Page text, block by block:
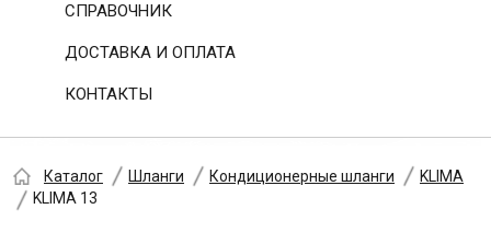
СПРАВОЧНИК
ДОСТАВКА И ОПЛАТА
КОНТАКТЫ
Каталог Шланги Кондиционерные шланги
KLIMA
KLIMA 13